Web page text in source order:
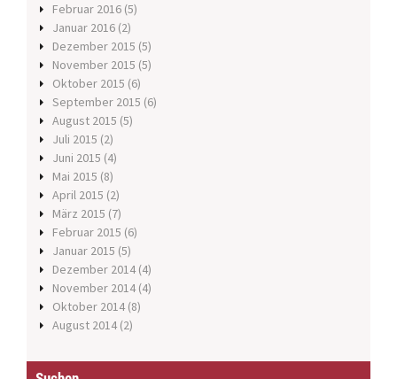
Februar 2016 (5)
Januar 2016 (2)
Dezember 2015 (5)
November 2015 (5)
Oktober 2015 (6)
September 2015 (6)
August 2015 (5)
Juli 2015 (2)
Juni 2015 (4)
Mai 2015 (8)
April 2015 (2)
März 2015 (7)
Februar 2015 (6)
Januar 2015 (5)
Dezember 2014 (4)
November 2014 (4)
Oktober 2014 (8)
August 2014 (2)